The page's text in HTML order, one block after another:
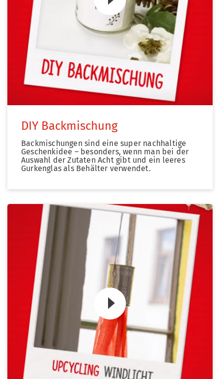
Zum Video
DIY Backmischung
Backmischungen sind eine super nachhaltige
Geschenkidee – besonders, wenn man bei der
Auswahl der Zutaten Acht gibt und ein leeres
Gurkenglas als Behälter verwendet.
Zum Video